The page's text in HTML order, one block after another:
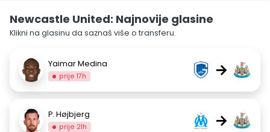
Newcastle United: Najnovije glasine
Klikni na glasinu da saznaš više o transferu.
Yaimar Medina
prije 17h →
P. Højbjerg
prije 21h →